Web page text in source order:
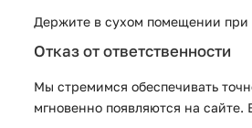
Держите в сухом помещении при
Отказ от ответственности
Мы стремимся обеспечивать
мгновенно появляются на